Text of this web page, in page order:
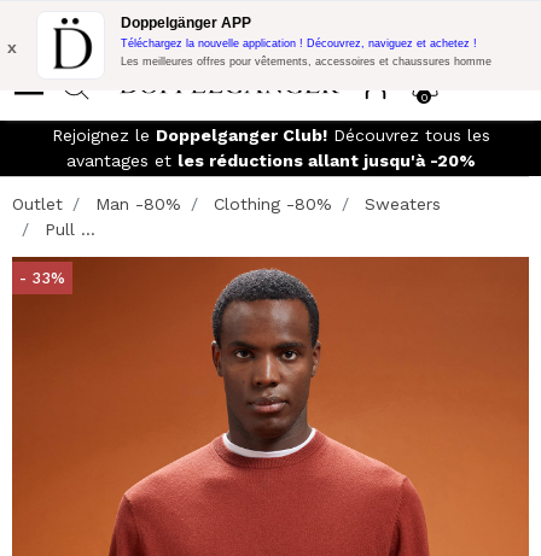
Promo Flash: 10% de réduction supplémentaire sur 300€ d'achat
avec le code:
0
x
Doppelgänger APP
Téléchargez la nouvelle application ! Découvrez, naviguez et achetez !
Les meilleures offres pour vêtements, accessoires et chaussures homme
Rejoignez le Doppelganger Club!Découvrez tous les
avantages et les réductions allant jusqu'à -20%
Outlet Man -80% Clothing -80%
Sweaters
Pull ...
- 33%